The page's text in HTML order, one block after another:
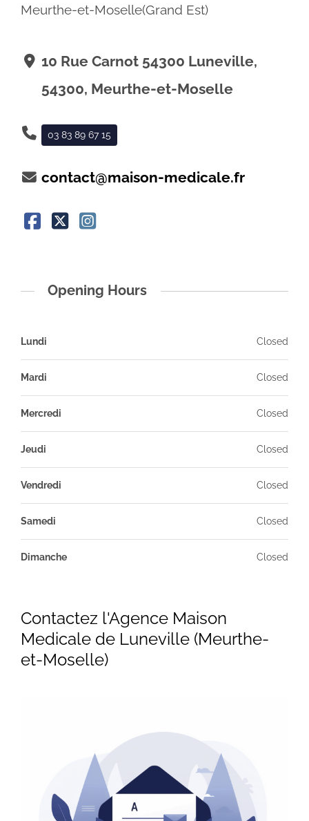
Meurthe-et-Moselle(Grand Est)
10 Rue Carnot 54300 Luneville,
54300, Meurthe-et-Moselle
03 83 89 67 15
contact@maison-medicale.fr
Opening Hours
Lundi Closed
Mardi Closed
Mercredi Closed
Jeudi Closed
Vendredi Closed
Samedi Closed
Dimanche Closed
Contactez l'Agence Maison
Medicale de Luneville (Meurthe-
et-Moselle)